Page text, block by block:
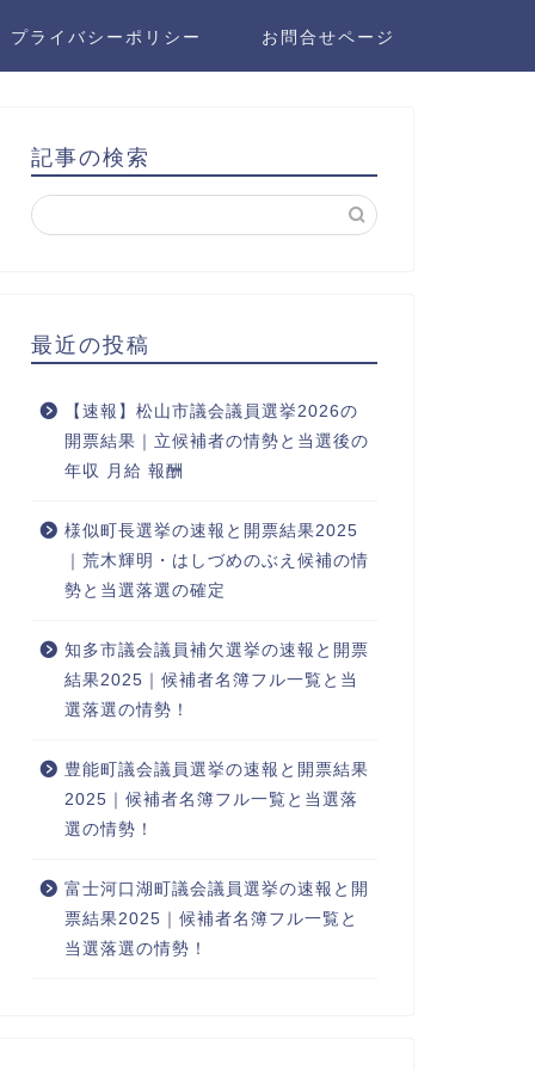
プライバシーポリシー お問合せページ
記事の検索
最近の投稿
【速報】松山市議会議員選挙2026の
開票結果｜立候補者の情勢と当選後の
年収 月給 報酬
様似町長選挙の速報と開票結果2025
｜荒木輝明・はしづめのぶえ候補の情
勢と当選落選の確定
知多市議会議員補欠選挙の速報と開票
結果2025｜候補者名簿フル一覧と当
選落選の情勢！
豊能町議会議員選挙の速報と開票結果
2025｜候補者名簿フル一覧と当選落
選の情勢！
富士河口湖町議会議員選挙の速報と開
票結果2025｜候補者名簿フル一覧と
当選落選の情勢！